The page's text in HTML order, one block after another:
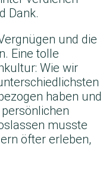
Dank.
und die
Eine tolle
Wie wir
haben und
musste
öfter erleben,